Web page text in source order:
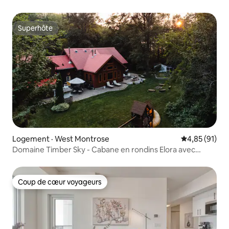
Superhôte
Superhôte
Logement · West Montrose Note
4,85 (91)
Domaine Timber Sky - Cabane en rondins Elora avec
Coup de cœur voyageurs
Coup de cœur voyageurs